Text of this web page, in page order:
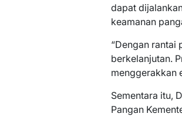
dapat
keamanan
“Dengan rantai
berkelanjutan.
menggerakkan
Sementara itu,
Pangan